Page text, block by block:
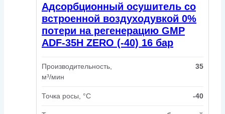
Адсорбционный осушитель со
встроенной воздуходувкой 0%
потери на регенерацию GMP
ADF-35H ZERO (-40) 16 бар
Производительность,
м³/мин
35
Точка росы, °C -40